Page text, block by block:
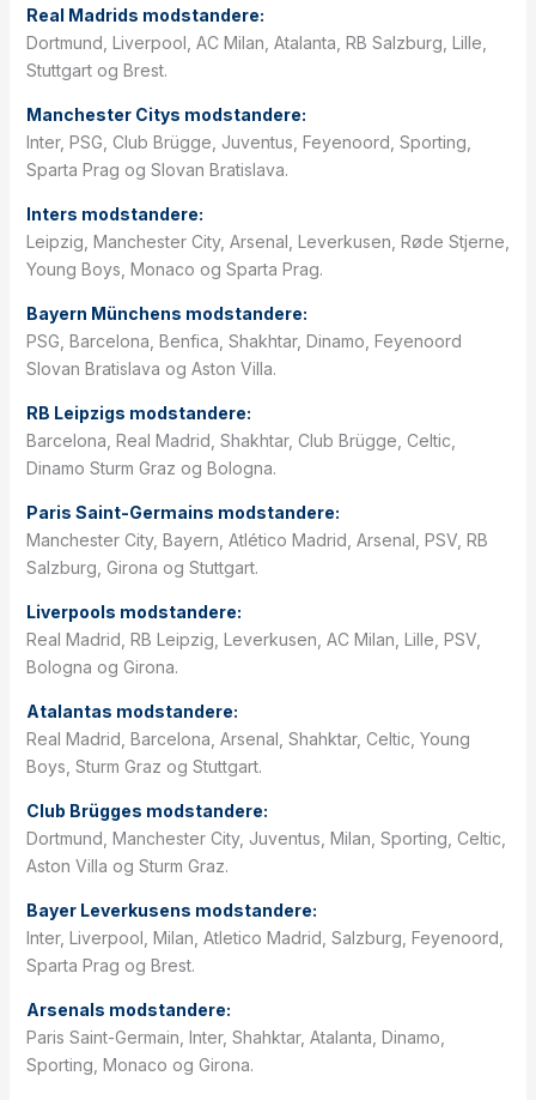
Real Madrids modstandere:
Dortmund, Liverpool, AC Milan, Atalanta, RB Salzburg, Lille,
Stuttgart og Brest.
Manchester Citys modstandere:
Inter, PSG, Club Brügge, Juventus, Feyenoord, Sporting,
Sparta Prag og Slovan Bratislava.
Inters modstandere:
Leipzig, Manchester City, Arsenal, Leverkusen, Røde Stjerne,
Young Boys, Monaco og Sparta Prag.
Bayern Münchens modstandere:
PSG, Barcelona, Benfica, Shakhtar, Dinamo, Feyenoord
Slovan Bratislava og Aston Villa.
RB Leipzigs modstandere:
Barcelona, Real Madrid, Shakhtar, Club Brügge, Celtic,
Dinamo Sturm Graz og Bologna.
Paris Saint-Germains modstandere:
Manchester City, Bayern, Atlético Madrid, Arsenal, PSV, RB
Salzburg, Girona og Stuttgart.
Liverpools modstandere:
Real Madrid, RB Leipzig, Leverkusen, AC Milan, Lille, PSV,
Bologna og Girona.
Atalantas modstandere:
Real Madrid, Barcelona, Arsenal, Shahktar, Celtic, Young
Boys, Sturm Graz og Stuttgart.
Club Brügges modstandere:
Dortmund, Manchester City, Juventus, Milan, Sporting, Celtic,
Aston Villa og Sturm Graz.
Bayer Leverkusens modstandere:
Inter, Liverpool, Milan, Atletico Madrid, Salzburg, Feyenoord,
Sparta Prag og Brest.
Arsenals modstandere:
Paris Saint-Germain, Inter, Shahktar, Atalanta, Dinamo,
Sporting, Monaco og Girona.